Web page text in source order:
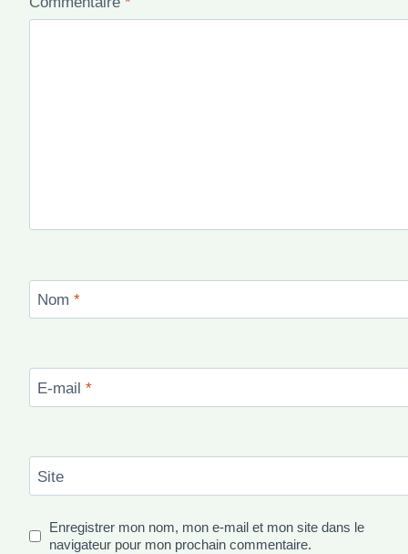
Nom *
E-mail *
Site
Enregistrer mon nom, mon e-mail et mon site dans le
navigateur pour mon prochain commentaire.